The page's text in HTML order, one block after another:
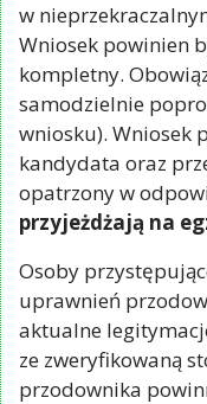
w
Wniosek powinien
kompletny.
samodzielnie
wniosku). Wniosek
kandydata oraz
opatrzony w
przyjeżdżają na
Osoby
uprawnień
aktualne
ze zweryfikowaną
przodownika